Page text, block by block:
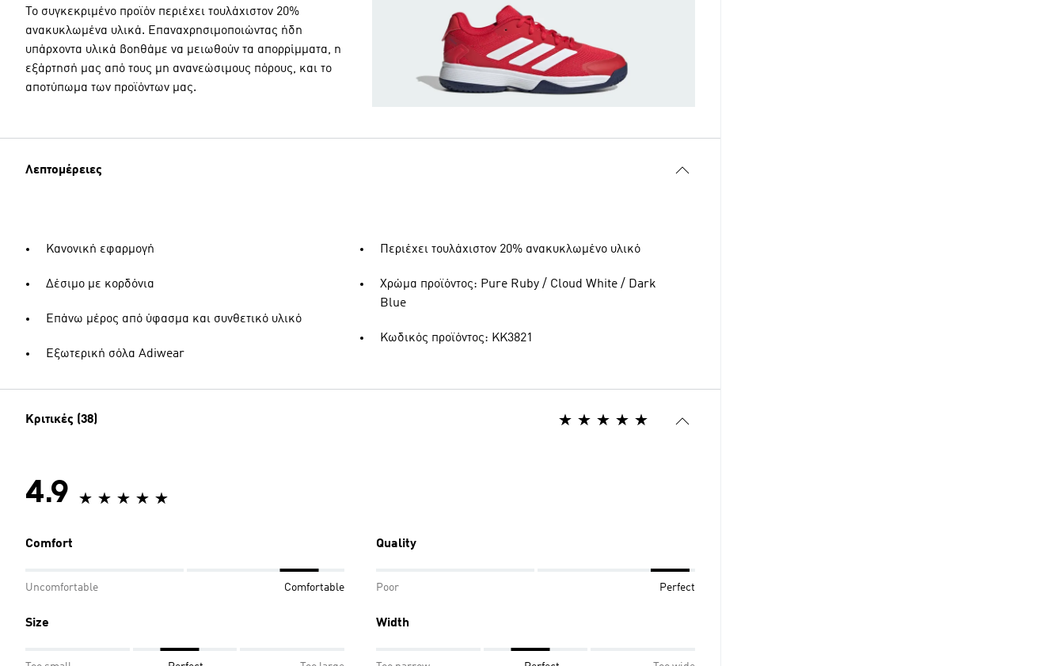
Το συγκεκριμένο προϊόν περιέχει τουλάχιστον 20%
ανακυκλωμένα υλικά. Επαναχρησιμοποιώντας ήδη
υπάρχοντα υλικά βοηθάμε να μειωθούν τα απορρίμματα, η
εξάρτησή μας από τους μη ανανεώσιμους πόρους, και το
αποτύπωμα των προϊόντων μας.
Λεπτομέρειες
Κανονική εφαρμογή
Δέσιμο με κορδόνια
Επάνω μέρος από ύφασμα και συνθετικό υλικό
Εξωτερική σόλα Adiwear
Περιέχει τουλάχιστον 20% ανακυκλωμένο υλικό
Χρώμα προϊόντος: Pure Ruby / Cloud White / Dark
Blue
Κωδικός προϊόντος: KK3821
Κριτικές (38)
4.9
Comfort
Uncomfortable Comfortable
Quality
Poor Perfect
Size Width